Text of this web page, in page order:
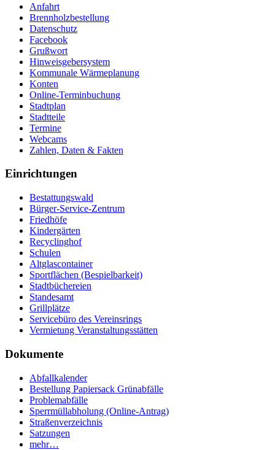
Anfahrt
Brennholzbestellung
Datenschutz
Facebook
Grußwort
Hinweisgebersystem
Kommunale Wärmeplanung
Konten
Online-Terminbuchung
Stadtplan
Stadtteile
Termine
Webcams
Zahlen, Daten & Fakten
Einrichtungen
Bestattungswald
Bürger-Service-Zentrum
Friedhöfe
Kindergärten
Recyclinghof
Schulen
Altglascontainer
Sportflächen (Bespielbarkeit)
Stadtbüchereien
Standesamt
Grillplätze
Servicebüro des Vereinsrings
Vermietung Veranstaltungsstätten
Dokumente
Abfallkalender
Bestellung Papiersack Grünabfälle
Problemabfälle
Sperrmüllabholung (Online-Antrag)
Straßenverzeichnis
Satzungen
mehr…